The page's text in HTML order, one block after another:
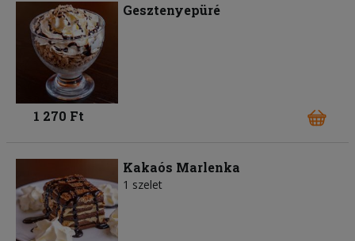
Gesztenyepüré
1 270 Ft
Kakaós Marlenka
1 szelet